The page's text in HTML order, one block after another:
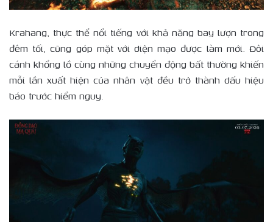
Krahang, thực thể nổi tiếng với khả năng bay lượn trong
đêm tối, cũng góp mặt với diện mạo được làm mới. Đôi
cánh khổng lồ cùng những chuyển động bất thường khiến
mỗi lần xuất hiện của nhân vật đều trở thành dấu hiệu
báo trước hiểm nguy.